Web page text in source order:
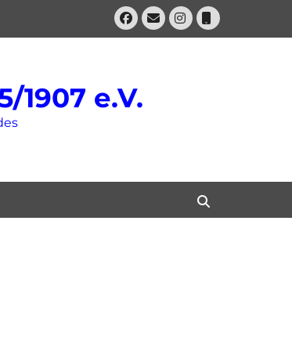
Facebook
E-
Mail
Instagram
Telefon
1907 e.V.